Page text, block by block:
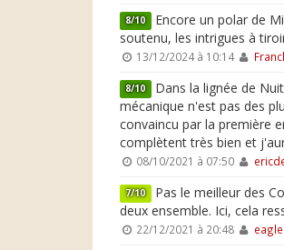
8/10 Encore un polar de
soutenu, les intrigues à
13/12/2024 à 10:14
8/10 Dans la lignée de
mécanique n'est pas des
convaincu par la première
complètent très bien et
08/10/2021 à 07:50
7/10 Pas le meilleur des
deux ensemble. Ici, cela
22/12/2021 à 20:48